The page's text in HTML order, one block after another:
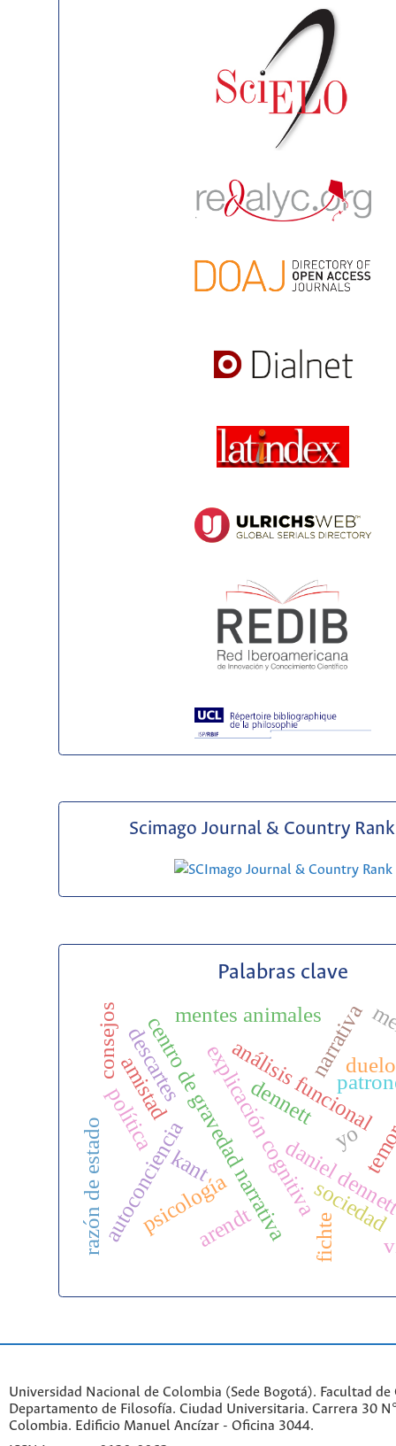
Scimago Journal & Country Rank
Palabras clave
dennett
explicación cognitiva
análisis funcional
danielyo
narrativa
centro de gravedad narrativa
autoconciencia
mentes animales
psicología
descartes
política
amistad
razón de estado sociedad
duelo
kant
fichte
arendt
consejos
Universidad Nacional de Colombia (Sede Bogotá). Facultad de
Departamento de Filosofía. Ciudad Universitaria. Carrera 30
Colombia. Edificio Manuel Ancízar - Oficina 3044.